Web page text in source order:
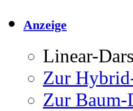
Anzeige
Linear-
Zur
Zur Baum-